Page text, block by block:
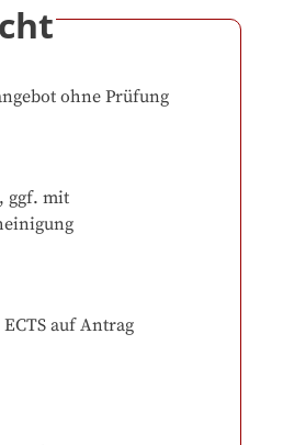
ohne Prüfung
ggf. mit
auf Antrag